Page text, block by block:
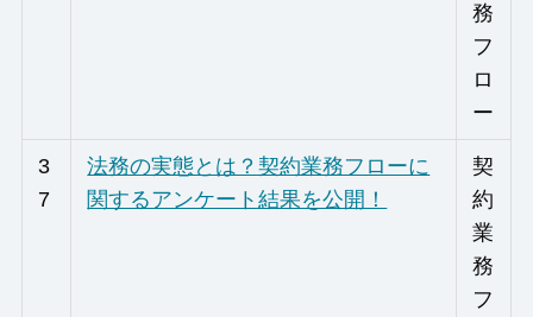
務
フ
ロ
ー
3
7
法務の実態とは？契約業務フローに
関するアンケート結果を公開！
契
約
業
務
フ